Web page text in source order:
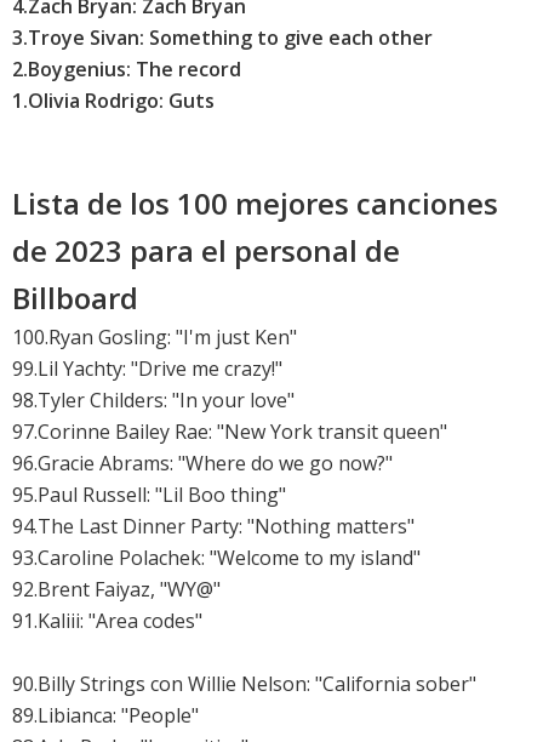
4.Zach Bryan: Zach Bryan
3.Troye Sivan: Something to give each other
2.Boygenius: The record
1.Olivia Rodrigo: Guts
Lista de los 100 mejores canciones
de 2023 para el personal de
Billboard
100.Ryan Gosling: "I'm just Ken"
99.Lil Yachty: "Drive me crazy!"
98.Tyler Childers: "In your love"
97.Corinne Bailey Rae: "New York transit queen"
96.Gracie Abrams: "Where do we go now?"
95.Paul Russell: "Lil Boo thing"
94.The Last Dinner Party: "Nothing matters"
93.Caroline Polachek: "Welcome to my island"
92.Brent Faiyaz, "WY@"
91.Kaliii: "Area codes"
90.Billy Strings con Willie Nelson: "California sober"
89.Libianca: "People"